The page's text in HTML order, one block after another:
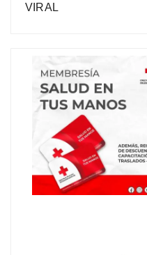
VIRAL